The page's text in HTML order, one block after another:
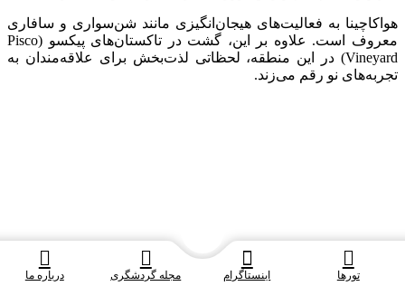
هواکاچینا به فعالیت‌های هیجان‌انگیزی مانند شن‌سواری و سافاری
معروف است. علاوه بر این، گشت در تاکستان‌های پیکسو (Pisco
Vineyard) در این منطقه، لحظاتی لذت‌بخش برای علاقه‌مندان به
تجربه‌های نو رقم می‌زند.
تورها اینستاگرام مجله گردشگری درباره ما